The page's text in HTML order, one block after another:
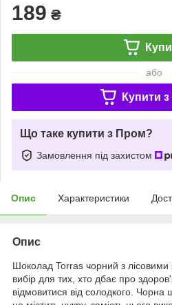
189 ₴
або
Купити з
Що таке купити з Пром?
Замовлення під захистом
Опис Характеристики
Опис
Шоколад Torras чорний з
вибір для тих, хто дбає про
відмовитися від солодкого.